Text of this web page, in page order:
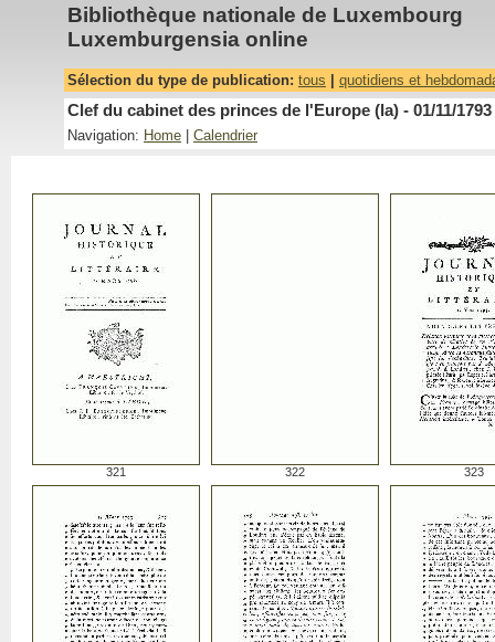
Bibliothèque nationale de Luxembourg
Luxemburgensia online
Sélection du type de publication: tous quotidiens et
Clef du cabinet des princes de l'Europe (la) - 01/11/1793
Navigation: Home Calendrier
321 322 323